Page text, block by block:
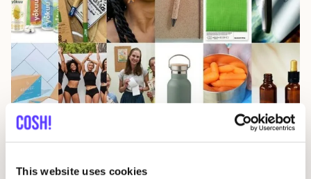
This website uses cookies
30 augustus 2022
Ont­dek de win­naar van de zero was­te